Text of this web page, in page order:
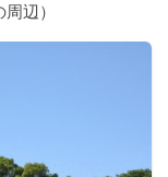
辺）